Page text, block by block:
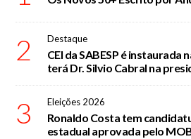
2 Destaque
CEI da SABESP é instaurada
terá Dr. Silvio Cabral na
3 Eleições 2026
Ronaldo Costa tem
estadual aprovada pelo